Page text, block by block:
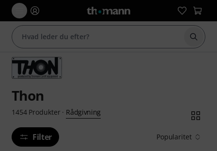
Start
Thon
1454 Produkter· Rådgivning
Filter Popularitet